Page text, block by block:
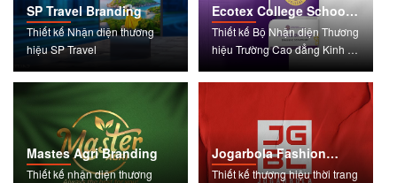
SP Travel Branding
Thiết kế Nhận diện thương
hiệu SP Travel
Ecotex College School
Branding
Thiết kế Bộ Nhận diện Thương
hiệu Trường Cao đẳng Kinh tế
Kỹ thuật và Công nghệ (Ecotex
College)
Mastes Agri Branding
Thiết kế nhận diện thương
Jogarbola Fashion
Logo
Thiết kế thương hiệu thời trang